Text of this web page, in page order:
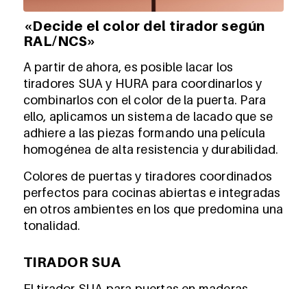
«Decide el color del tirador según
RAL/NCS»
A partir de ahora, es posible lacar los
tiradores SUA y HURA para coordinarlos y
combinarlos con el color de la puerta. Para
ello, aplicamos un sistema de lacado que se
adhiere a las piezas formando una película
homogénea de alta resistencia y durabilidad.
Colores de puertas y tiradores coordinados
perfectos para cocinas abiertas e integradas
en otros ambientes en los que predomina una
tonalidad.
TIRADOR SUA